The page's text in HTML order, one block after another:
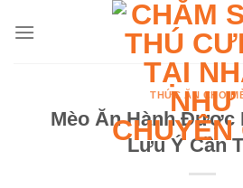
THỨC ĂN CHO
Mèo Ăn Hành Được
Lưu Ý Cần